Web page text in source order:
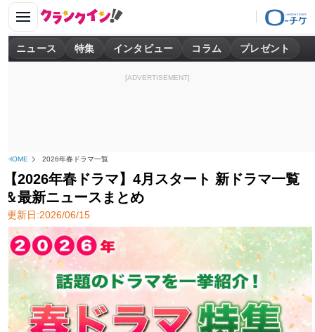
ニュース 特集 インタビュー コラム プレゼント
[ADVERTISEMENT]
HOME 2026年春ドラマ一覧
【2026年春ドラマ】4月スタート 新ドラマ一覧
＆最新ニュースまとめ
更新日:2026/06/15